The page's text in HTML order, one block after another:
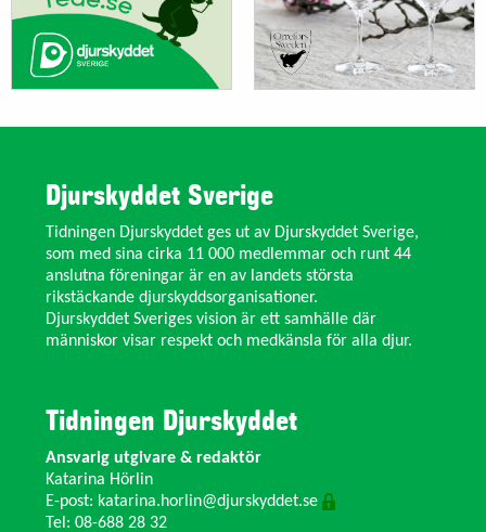
Djurskyddet Sverige
Tidningen Djurskyddet ges ut av Djurskyddet Sverige,
som med sina cirka 11 000 medlemmar och runt 44
anslutna föreningar är en av landets största
rikstäckande djurskyddsorganisationer.
Djurskyddet Sveriges vision är ett samhälle där
människor visar respekt och medkänsla för alla djur.
Tidningen Djurskyddet
Ansvarig utgivare & redaktör
Katarina Hörlin
E-post: katarina.horlin@djurskyddet.se
Tel: 08-688 28 32